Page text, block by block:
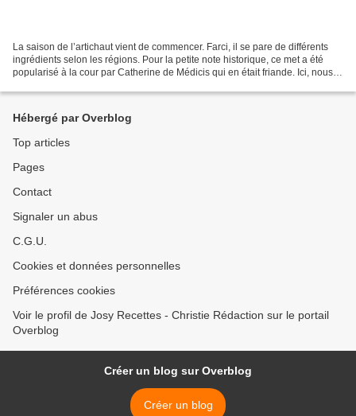
La saison de l’artichaut vient de commencer. Farci, il se pare de différents
ingrédients selon les régions. Pour la petite note historique, ce met a été
popularisé à la cour par Catherine de Médicis qui en était friande. Ici, nous
Hébergé par Overblog
Top articles
Pages
Contact
Signaler un abus
C.G.U.
Cookies et données personnelles
Préférences cookies
Voir le profil de Josy Recettes - Christie Rédaction sur le portail
Overblog
Créer un blog sur Overblog
Créer un blog